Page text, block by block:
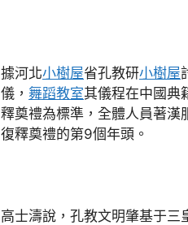
據河北小樹屋省孔教研小樹屋
儀， 舞蹈教室其儀程在中國典
釋奠禮為標準，全體人員著漢
復釋奠禮的第9個年頭。
高士濤說，孔教文明肇基于三